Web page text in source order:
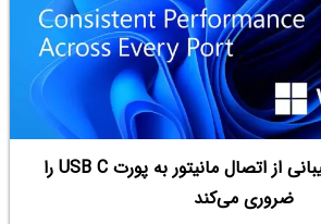
مایکروسافت پشتیبانی از اتصال مانیتور به پورت USB C‌ را
ضروری می‌کند